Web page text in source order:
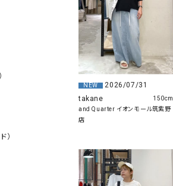
）
NEW
2026/07/31
takane
and Quarter イオンモール筑紫野
店
150cm